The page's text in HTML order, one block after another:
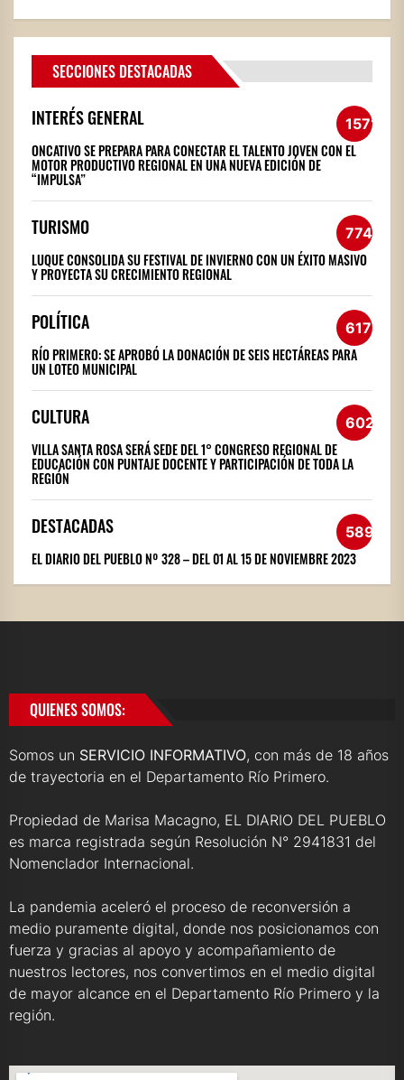
SECCIONES DESTACADAS
INTERÉS GENERAL 1571
ONCATIVO SE PREPARA PARA CONECTAR EL TALENTO JOVEN CON EL
MOTOR PRODUCTIVO REGIONAL EN UNA NUEVA EDICIÓN DE
“IMPULSA”
TURISMO 774
LUQUE CONSOLIDA SU FESTIVAL DE INVIERNO CON UN ÉXITO MASIVO
Y PROYECTA SU CRECIMIENTO REGIONAL
POLÍTICA 617
RÍO PRIMERO: SE APROBÓ LA DONACIÓN DE SEIS HECTÁREAS PARA
UN LOTEO MUNICIPAL
CULTURA 602
VILLA SANTA ROSA SERÁ SEDE DEL 1° CONGRESO REGIONAL DE
EDUCACIÓN CON PUNTAJE DOCENTE Y PARTICIPACIÓN DE TODA LA
REGIÓN
DESTACADAS 589
EL DIARIO DEL PUEBLO Nº 328 – DEL 01 AL 15 DE NOVIEMBRE 2023
QUIENES SOMOS:
Somos un SERVICIO INFORMATIVO, con más de 18 años
de trayectoria en el Departamento Río Primero.
Propiedad de Marisa Macagno, EL DIARIO DEL PUEBLO
es marca registrada según Resolución N° 2941831 del
Nomenclador Internacional.
La pandemia aceleró el proceso de reconversión a
medio puramente digital, donde nos posicionamos con
fuerza y gracias al apoyo y acompañamiento de
nuestros lectores, nos convertimos en el medio digital
de mayor alcance en el Departamento Río Primero y la
región.